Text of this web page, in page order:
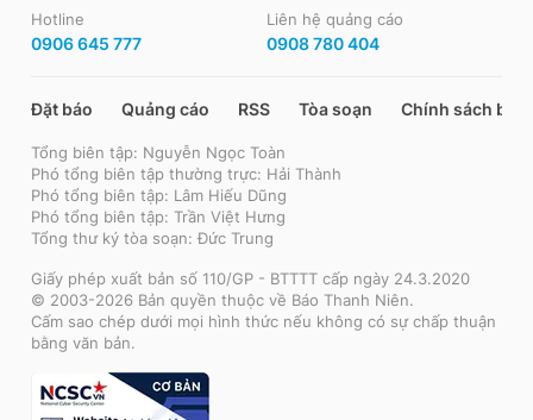
Hotline
0906 645 777
Liên hệ quảng cáo
0908 780 404
Đặt báo Quảng cáo RSS Tòa soạn Chính sách bảo
Tổng biên tập: Nguyễn Ngọc Toàn
Phó tổng biên tập thường trực: Hải Thành
Phó tổng biên tập: Lâm Hiếu Dũng
Phó tổng biên tập: Trần Việt Hưng
Tổng thư ký tòa soạn: Đức Trung
Giấy phép xuất bản số 110/GP - BTTTT cấp ngày 24.3.2020
© 2003-2026 Bản quyền thuộc về Báo Thanh Niên.
Cấm sao chép dưới mọi hình thức nếu không có sự chấp thuận
bằng văn bản.